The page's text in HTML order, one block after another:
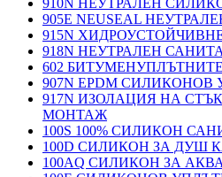
910N НЕУТРАЛЕН
905E NEUSEAL
915N
918N НЕУТРАЛЕН
602
907N EPDM
917N ИЗОЛАЦИЯ НА
МОНТАЖ
100S 100% СИЛИКОН
100D СИЛИКОН ЗА ДУШ
100AQ СИЛИКОН ЗА